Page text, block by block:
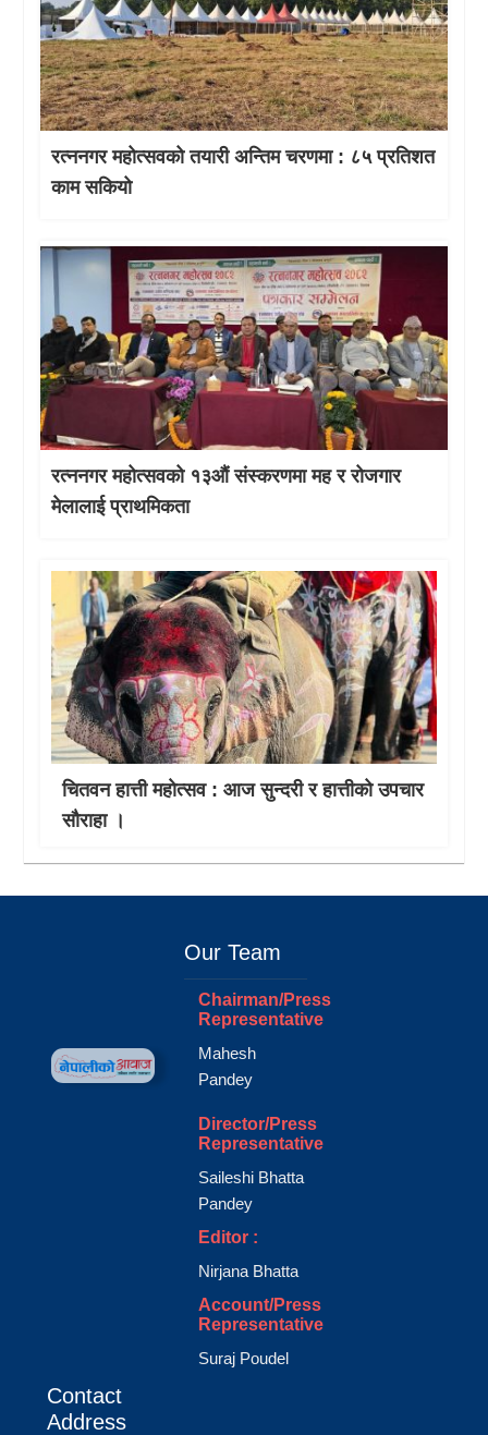
रत्ननगर महोत्सवको तयारी अन्तिम चरणमा : ८५ प्रतिशत
काम सकियो
रत्ननगर महोत्सवको १३औं संस्करणमा मह र रोजगार
मेलालाई प्राथमिकता
चितवन हात्ती महाेत्सव : आज सुन्दरी र हात्तीको उपचार
साैराहा ।
Our Team
Chairman/Press
Representative
Mahesh
Pandey
Director/Press
Representative
Saileshi Bhatta
Pandey
Editor :
Nirjana Bhatta
Account/Press
Representative
Suraj Poudel
Contact
Address